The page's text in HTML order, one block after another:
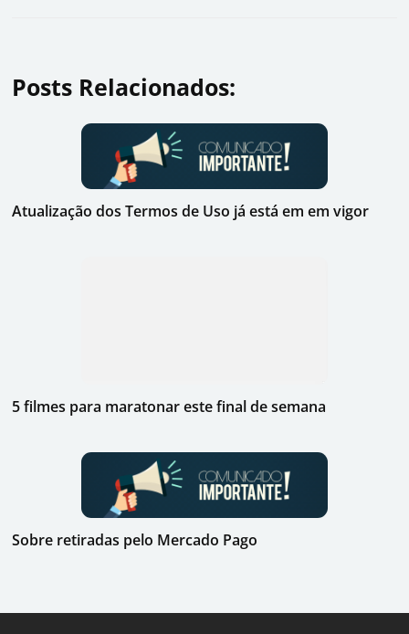
Posts Relacionados:
Atualização dos Termos de Uso já está em em vigor
5 filmes para maratonar este final de semana
Sobre retiradas pelo Mercado Pago